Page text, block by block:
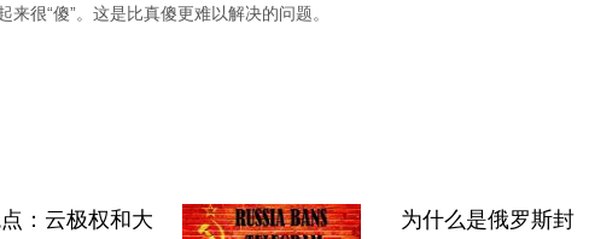
很“傻”。这是比真傻更难以解决的问题。
：云极权和大
为什么是俄罗斯封